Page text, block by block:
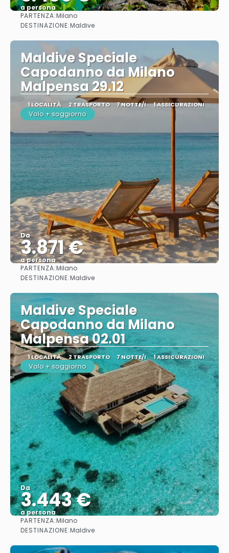
a persona
PARTENZA:Milano
DESTINAZIONE:Maldive
Maldive Speciale
Capodanno da Milano
Malpensa 29.12
1 LOCALITÀ 2 TRASPORTO 7 NOTTE/I 1 ASSICURAZIONI
Volo + soggiorno
Da
3.871 €
a persona
PARTENZA:Milano
DESTINAZIONE:Maldive
Maldive Speciale
Capodanno da Milano
Malpensa 02.01
1 LOCALITÀ 2 TRASPORTO 7 NOTTE/I 1 ASSICURAZIONI
Volo + soggiorno
Da
3.443 €
a persona
PARTENZA:Milano
DESTINAZIONE:Maldive